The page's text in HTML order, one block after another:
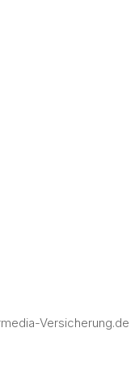
Versicherung.de